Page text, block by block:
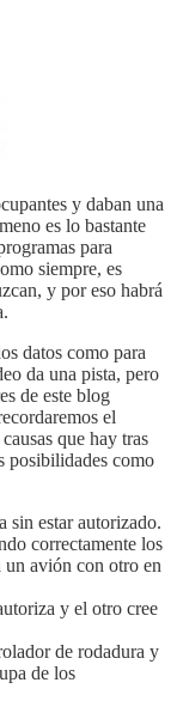
y daban una
es lo bastante
para
siempre, es
y por eso habrá
datos como para
da una pista, pero
de este blog
el
que hay tras
posibilidades como
sin estar autorizado.
correctamente los
un avión con otro en
y el otro cree
de rodadura y
de los